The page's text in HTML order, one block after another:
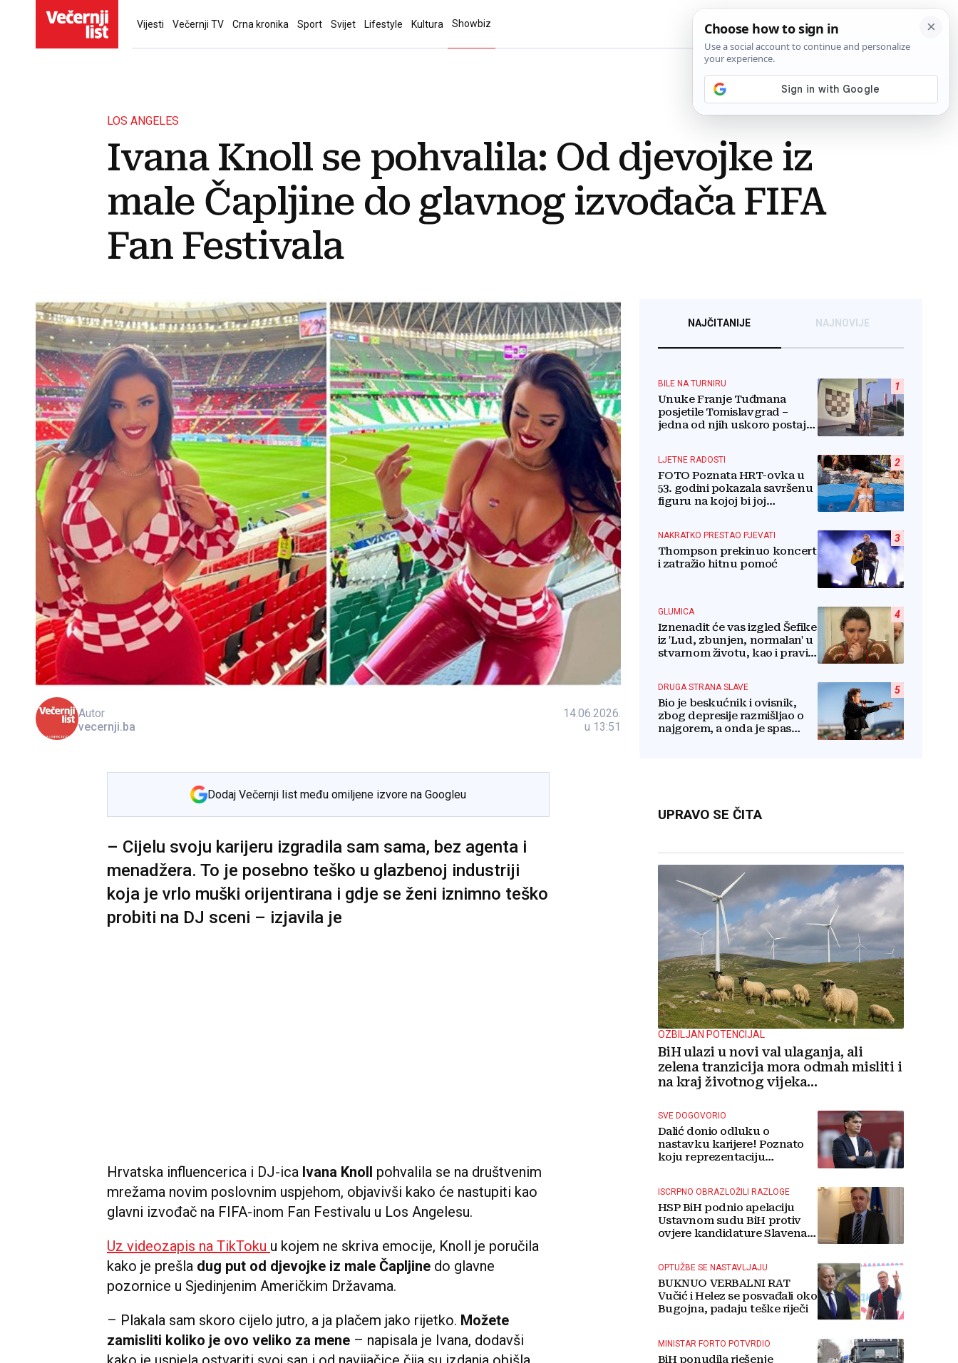
Vijesti Večernji TV Crna kronika Sport Svijet Lifestyle Kultura Showbiz
LOS ANGELES
Ivana Knoll se pohvalila: Od djevojke iz
male Čapljine do glavnog izvođača FIFA
Fan Festivala
Autor
vecernji.ba
14.06.2026.
u 13:51
Dodaj Večernji list među omiljene izvore na Googleu
– Cijelu svoju karijeru izgradila sam sama, bez agenta i
menadžera. To je posebno teško u glazbenoj industriji
koja je vrlo muški orijentirana i gdje se ženi iznimno teško
probiti na DJ sceni – izjavila je
Hrvatska influencerica i DJ-ica Ivana Knoll pohvalila se na društvenim
mrežama novim poslovnim uspjehom, objavivši kako će nastupiti kao
glavni izvođač na FIFA-inom Fan Festivalu u Los Angelesu.
Uz videozapis na TikToku u kojem ne skriva emocije, Knoll je poručila
kako je prešla dug put od djevojke iz male Čapljine do glavne
pozornice u Sjedinjenim Američkim Državama.
– Plakala sam skoro cijelo jutro, a ja plačem jako rijetko. Možete
zamisliti koliko je ovo veliko za mene – napisala je Ivana, dodavši
NAJČITANIJE NAJNOVIJE
1
BILE NA TURNIRU
Unuke Franje Tuđmana
posjetile Tomislavgrad –
jedna od njih uskoro postaje
2
LJETNE RADOSTI
FOTO Poznata HRT-ovka u
53. godini pokazala savršenu
figuru na kojoj bi joj
3
NAKRATKO PRESTAO PJEVATI
Thompson prekinuo koncert
i zatražio hitnu pomoć
4
GLUMICA
Iznenadit će vas izgled Šefike
iz 'Lud, zbunjen, normalan' u
stvarnom životu, kao i pravi
5
DRUGA STRANA SLAVE
Bio je beskućnik i ovisnik,
zbog depresije razmišljao o
najgorem, a onda je spas
UPRAVO SE ČITA
OZBILJAN POTENCIJAL
BiH ulazi u novi val ulaganja, ali
zelena tranzicija mora odmah misliti i
na kraj životnog vijeka
SVE DOGOVORIO
Dalić donio odluku o
nastavku karijere! Poznato
koju reprezentaciju
ISCRPNO OBRAZLOŽILI RAZLOGE
HSP BiH podnio apelaciju
Ustavnom sudu BiH protiv
ovjere kandidature Slavena
OPTUŽBE SE NASTAVLJAJU
BUKNUO VERBALNI RAT
Vučić i Helez se posvađali oko
Bugojna, padaju teške riječi
MINISTAR FORTO POTVRDIO
BiH ponudila rješenje